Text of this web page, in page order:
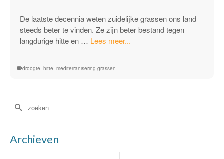
De laatste decennia weten zuidelijke grassen ons land
steeds beter te vinden. Ze zijn beter bestand tegen
langdurige hitte en … Lees meer...
droogte hitte mediterranisering grassen
Zoek
naar:
Archieven